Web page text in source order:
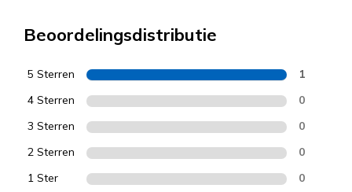
Beoordelingsdistributie
5 Sterren 1
4 Sterren 0
3 Sterren 0
2 Sterren 0
1 Ster 0